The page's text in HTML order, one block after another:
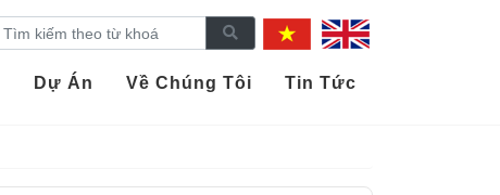
Dự Án Về Chúng Tôi Tin Tức